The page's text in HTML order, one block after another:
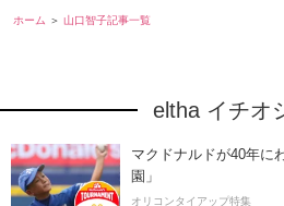
ホーム 山口智子記事一覧
eltha イチオ
マクドナルドが40年に
園」
オリコンタイアップ特集